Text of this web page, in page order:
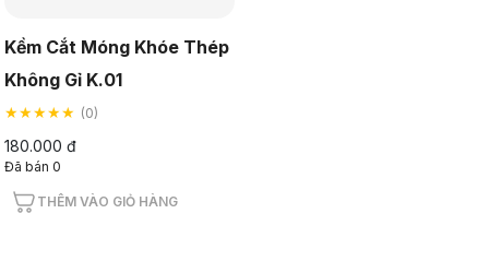
Kềm Cắt Móng Khóe Thép
Không Gỉ K.01
★★★★★ (0)
180.000 đ
Đã bán 0
THÊM VÀO GIỎ HÀNG